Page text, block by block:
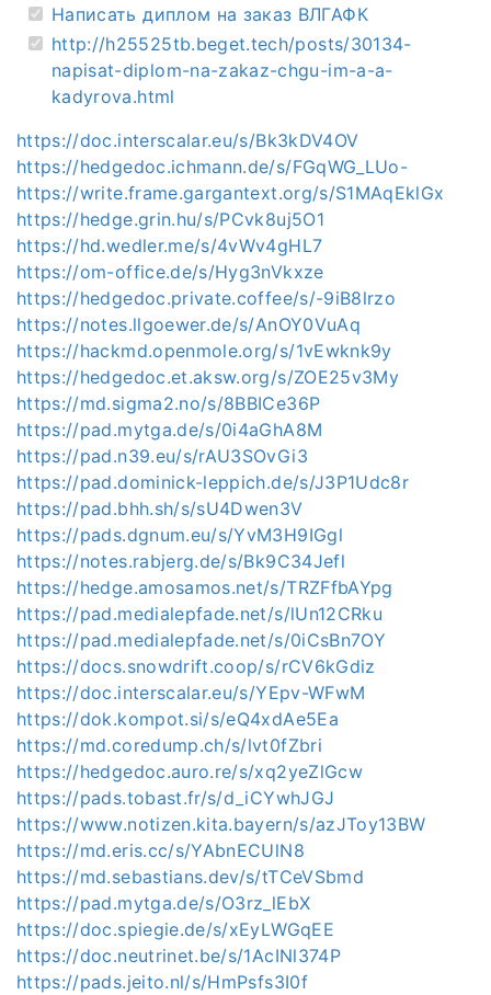
Написать диплом на заказ ВЛГАФК
http://h25525tb.beget.tech/posts/30134-
napisat-diplom-na-zakaz-chgu-im-a-a-
kadyrova.html
https://doc.interscalar.eu/s/Bk3kDV4OV
https://hedgedoc.ichmann.de/s/FGqWG_LUo-
https://write.frame.gargantext.org/s/S1MAqEklGx
https://hedge.grin.hu/s/PCvk8uj5O1
https://hd.wedler.me/s/4vWv4gHL7
https://om-office.de/s/Hyg3nVkxze
https://hedgedoc.private.coffee/s/-9iB8lrzo
https://notes.llgoewer.de/s/AnOY0VuAq
https://hackmd.openmole.org/s/1vEwknk9y
https://hedgedoc.et.aksw.org/s/ZOE25v3My
https://md.sigma2.no/s/8BBICe36P
https://pad.mytga.de/s/0i4aGhA8M
https://pad.n39.eu/s/rAU3SOvGi3
https://pad.dominick-leppich.de/s/J3P1Udc8r
https://pad.bhh.sh/s/sU4Dwen3V
https://pads.dgnum.eu/s/YvM3H9IGgl
https://notes.rabjerg.de/s/Bk9C34Jefl
https://hedge.amosamos.net/s/TRZFfbAYpg
https://pad.medialepfade.net/s/lUn12CRku
https://pad.medialepfade.net/s/0iCsBn7OY
https://docs.snowdrift.coop/s/rCV6kGdiz
https://doc.interscalar.eu/s/YEpv-WFwM
https://dok.kompot.si/s/eQ4xdAe5Ea
https://md.coredump.ch/s/lvt0fZbri
https://hedgedoc.auro.re/s/xq2yeZlGcw
https://pads.tobast.fr/s/d_iCYwhJGJ
https://www.notizen.kita.bayern/s/azJToy13BW
https://md.eris.cc/s/YAbnECUlN8
https://md.sebastians.dev/s/tTCeVSbmd
https://pad.mytga.de/s/O3rz_lEbX
https://doc.spiegie.de/s/xEyLWGqEE
https://doc.neutrinet.be/s/1AcINl374P
https://pads.jeito.nl/s/HmPsfs3I0f